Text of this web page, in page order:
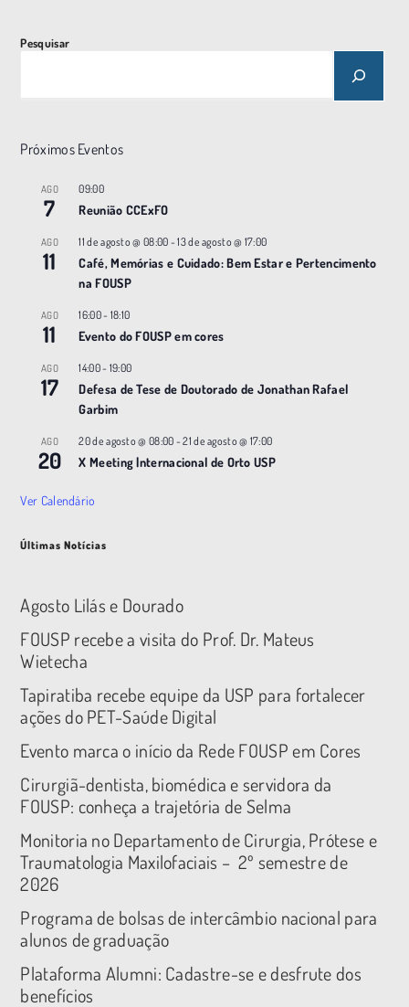
Pesquisar
Próximos Eventos
AGO
7
09:00
Reunião CCExFO
AGO
11
11 de agosto @ 08:00 -13 de agosto @ 17:00
Café, Memórias e Cuidado: Bem Estar e Pertencimento
na FOUSP
AGO
11
16:00- 18:10
Evento do FOUSP em cores
AGO
17
14:00- 19:00
Defesa de Tese de Doutorado de Jonathan Rafael
Garbim
AGO
20
20 de agosto @ 08:00 -21 de agosto @ 17:00
X Meeting |nternacional de Orto USP
Ver Calendário
Últimas Notícias
Agosto Lilás e Dourado
FOUSP recebe a visita do Prof. Dr. Mateus
Wietecha
Tapiratiba recebe equipe da USP para fortalecer
ações do PET-Saúde Digital
Evento marca o início da Rede FOUSP em Cores
Cirurgiã-dentista, biomédica e servidora da
FOUSP: conheça a trajetória de Selma
Monitoria no Departamento de Cirurgia, Prótese e
Traumatologia Maxilofaciais – 2º semestre de
2026
Programa de bolsas de intercâmbio nacional para
alunos de graduação
Plataforma Alumni: Cadastre-se e desfrute dos
benefícios